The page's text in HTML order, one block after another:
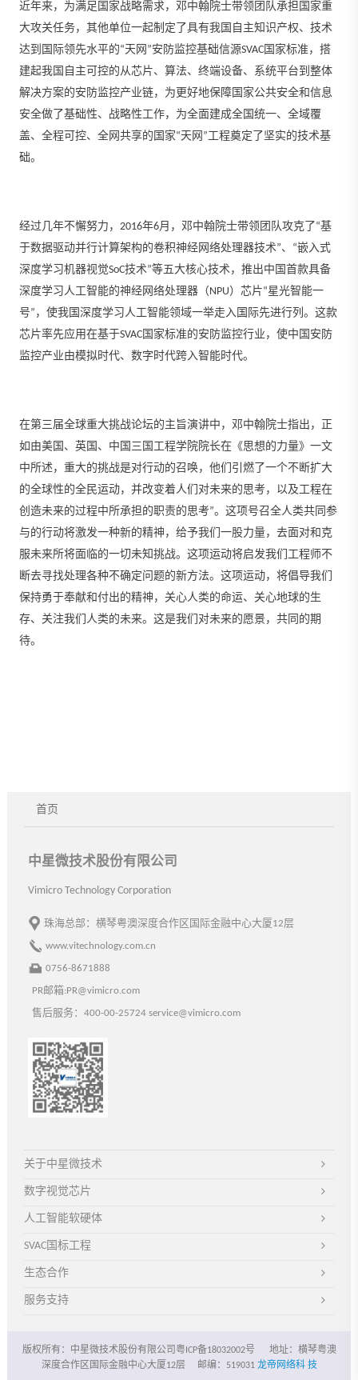
近年来，为满足国家战略需求，邓中翰院士带领团队承担国家重
大攻关任务，其他单位一起制定了具有我国自主知识产权、技术
达到国际领先水平的“天网”安防监控基础信源SVAC国家标准，搭
建起我国自主可控的从芯片、算法、终端设备、系统平台到整体
解决方案的安防监控产业链，为更好地保障国家公共安全和信息
安全做了基础性、战略性工作，为全面建成全国统一、全域覆
盖、全程可控、全网共享的国家“天网”工程奠定了坚实的技术基
础。
经过几年不懈努力，2016年6月，邓中翰院士带领团队攻克了“基
于数据驱动并行计算架构的卷积神经网络处理器技术”、“嵌入式
深度学习机器视觉SoC技术”等五大核心技术，推出中国首款具备
深度学习人工智能的神经网络处理器（NPU）芯片“星光智能一
号”，使我国深度学习人工智能领域一举走入国际先进行列。这款
芯片率先应用在基于SVAC国家标准的安防监控行业，使中国安防
监控产业由模拟时代、数字时代跨入智能时代。
在第三届全球重大挑战论坛的主旨演讲中，邓中翰院士指出，正
如由美国、英国、中国三国工程学院院长在《思想的力量》一文
中所述，重大的挑战是对行动的召唤，他们引燃了一个不断扩大
的全球性的全民运动，并改变着人们对未来的思考，以及工程在
创造未来的过程中所承担的职责的思考”。这项号召全人类共同参
与的行动将激发一种新的精神，给予我们一股力量，去面对和克
服未来所将面临的一切未知挑战。这项运动将启发我们工程师不
断去寻找处理各种不确定问题的新方法。这项运动，将倡导我们
保持勇于奉献和付出的精神，关心人类的命运、关心地球的生
存、关注我们人类的未来。这是我们对未来的愿景，共同的期
待。
首页
中星微技术股份有限公司
Vimicro Technology Corporation
珠海总部：横琴粤澳深度合作区国际金融中心大厦12层
www.vitechnology.com.cn
0756-8671888
PR邮箱:PR@vimicro.com
售后服务：400-00-25724 service@vimicro.com
关于中星微技术
数字视觉芯片
人工智能软硬体
SVAC国标工程
生态合作
服务支持
版权所有：中星微技术股份有限公司粤ICP备18032002号
地址：横琴粤澳
深度合作区国际金融中心大厦12层
邮编：519031 龙帝网络科 技